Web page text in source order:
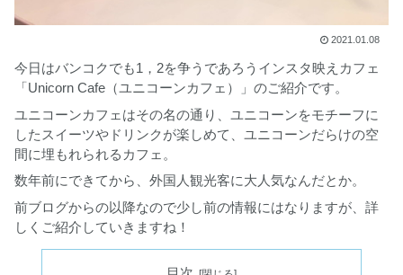
2021.01.08
今日はバンコクでも1，2を争うであろうインスタ映えカフェ
「Unicorn Cafe（ユニコーンカフェ）」のご紹介です。
ユニコーンカフェはその名の通り、ユニコーンをモチーフに
したスイーツやドリンクが楽しめて、ユニコーンだらけの空
間に埋もれられるカフェ。
数年前にできてから、外国人観光客に大人気なんだとか。
前ブログからの以降なので少し前の情報にはなりますが、詳
しくご紹介していきますね！